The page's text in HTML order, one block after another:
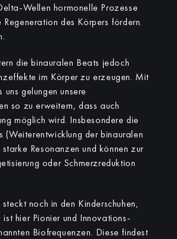
Wellen hormonelle Prozesse
Regeneration des Körpers fördern.
die binauralen Beats jedoch
im Körper zu erzeugen. Mit
gelungen unsere
so zu erweitern, dass auch
möglich wird. Insbesondere die
(Weiterentwicklung der binauralen
Resonanzen und können zur
oder Schmerzreduktion
noch in den Kinderschuhen,
hier Pionier und Innovations-
Biofrequenzen. Diese findest